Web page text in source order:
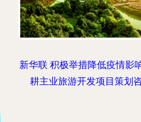
新华联 积极举措降低疫情影
耕主业旅游开发项目策划